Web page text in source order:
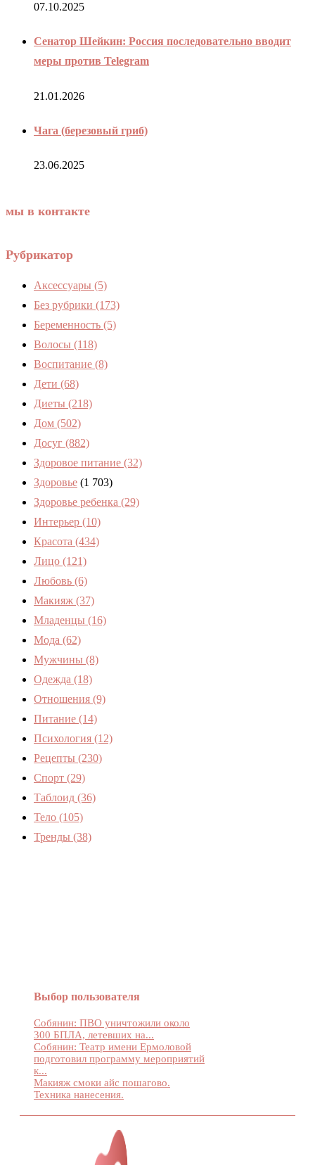
07.10.2025
Сенатор Шейкин: Россия последовательно вводит
меры против Telegram
21.01.2026
Чага (березовый гриб)
23.06.2025
мы в контакте
Рубрикатор
Аксессуары (5)
Без рубрики (173)
Беременность (5)
Волосы (118)
Воспитание (8)
Дети (68)
Диеты (218)
Дом (502)
Досуг (882)
Здоровое питание (32)
Здоровье (1 703)
Здоровье ребенка (29)
Интерьер (10)
Красота (434)
Лицо (121)
Любовь (6)
Макияж (37)
Младенцы (16)
Мода (62)
Мужчины (8)
Одежда (18)
Отношения (9)
Питание (14)
Психология (12)
Рецепты (230)
Спорт (29)
Таблоид (36)
Тело (105)
Тренды (38)
Выбор пользователя
Собянин: ПВО уничтожили около
300 БПЛА, летевших на...
Собянин: Театр имени Ермоловой
подготовил программу мероприятий
к...
Макияж смоки айс пошагово.
Техника нанесения.